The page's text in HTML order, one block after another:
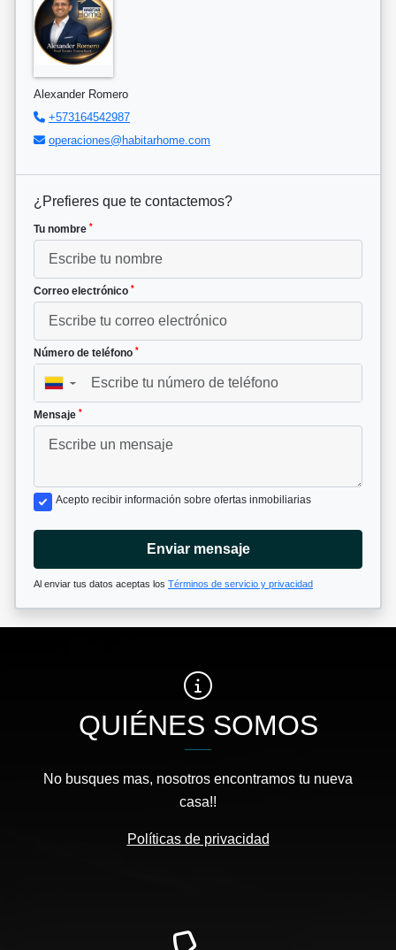
Alexander Romero
+573164542987
operaciones@habitarhome.com
¿Prefieres que te contactemos?
Tu nombre *
Correo electrónico *
Número de teléfono *
▼
Mensaje *
Acepto recibir información sobre ofertas inmobiliarias
Enviar mensaje
Al enviar tus datos aceptas los Términos de servicio y privacidad
QUIÉNES SOMOS
No busques mas, nosotros encontramos tu nueva
casa!!
Políticas de privacidad